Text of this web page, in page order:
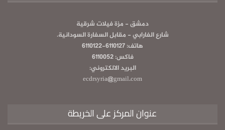
دمشق - مزة فيلات شرقية
شارع الفارابي - مقابل السفارة السودانية.
هاتف: 6110127-6110122
فاكس: 6110052
البريد الالكتروني:
ecdrsyria@gmail.com
عنوان المركز على الخريطة